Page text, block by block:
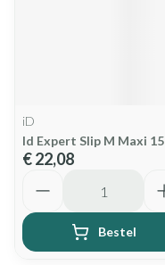
iD
Id Expert Slip M Maxi 15
€ 22,08
Bestel